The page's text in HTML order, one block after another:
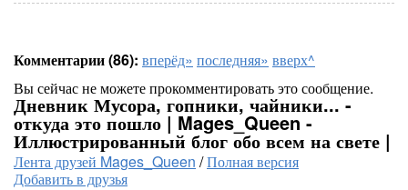
Комментарии (86): вперёд» последняя» вверх^
Вы сейчас не можете прокомментировать это сообщение.
Дневник Мусора, гопники, чайники... -
откуда это пошло | Mages_Queen -
Иллюстрированный блог обо всем на свете |
Лента друзей Mages_Queen /Полная версия
Добавить в друзья